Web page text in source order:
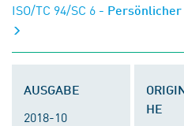
ISO/TC 94/SC 6 - Persönlicher
AUSGABE
2018-10
HE